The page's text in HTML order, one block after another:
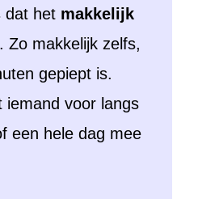
dat het makkelijk
Zo makkelijk zelfs,
gepiept is.
iemand voor langs
een hele dag mee